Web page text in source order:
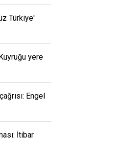
Türkiye'
yere
Engel
İtibar